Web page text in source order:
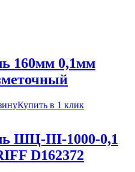
160мм 0,1мм
Купить в 1 клик
ШЦ-III-1000-0,1
D162372